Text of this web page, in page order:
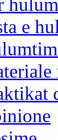
e